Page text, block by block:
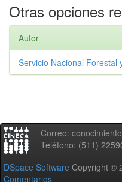
Otras opciones
Autor
Servicio Nacional Forestal
Correo:
Teléfono: (511)
DSpace Software Copyright ©
Comentarios